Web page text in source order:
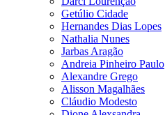
Getúlio Cidade
Hernandes Dias Lopes
Nathalia Nunes
Jarbas Aragão
Andreia Pinheiro Paulo
Alexandre Grego
Alisson Magalhães
Cláudio Modesto